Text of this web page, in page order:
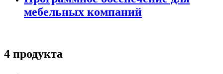
мебельных компаний
4 продукта